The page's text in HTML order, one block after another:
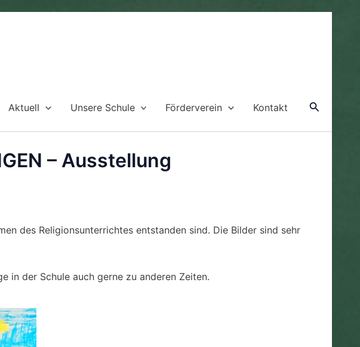
Aktuell Unsere Schule Förderverein Kontakt Suche
– Ausstellung
des Religionsunterrichtes entstanden sind. Die Bilder sind sehr
in der Schule auch gerne zu anderen Zeiten.